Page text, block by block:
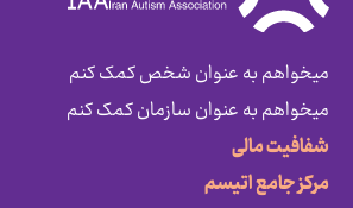
میخواهم به عنوان شخص کمک کنم
میخواهم به عنوان سازمان کمک کنم
شفافیت مالی
مرکز جامع اتیسم